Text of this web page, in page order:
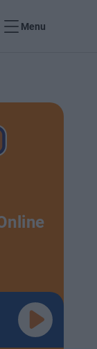
Menu